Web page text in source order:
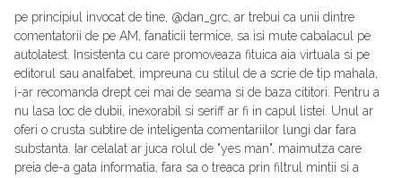
pe principiul invocat de tine, @dan_grc, ar trebui ca unii dintre
comentatorii de pe AM, fanaticii termice, sa isi mute cabalacul pe
autolatest. Insistenta cu care promoveaza fituica aia virtuala si pe
editorul sau analfabet, impreuna cu stilul de a scrie de tip mahala,
i-ar recomanda drept cei mai de seama si de baza cititori. Pentru a
nu lasa loc de dubii, inexorabil si seriff ar fi in capul listei. Unul ar
oferi o crusta subtire de inteligenta comentariilor lungi dar fara
substanta. Iar celalat ar juca rolul de "yes man", maimutza care
preia de-a gata informatia, fara sa o treaca prin filtrul mintii si a